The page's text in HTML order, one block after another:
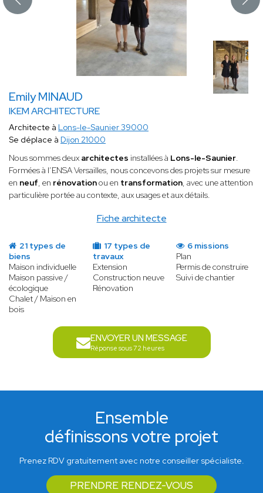
Emily MINAUD
IKEM ARCHITECTURE
Fiche architecte
Architecte à Lons-le-Saunier 39000
Se déplace à Dijon 21000
Nous sommes deux architectes installées à Lons-le-Saunier.
Formées à l’ENSA Versailles, nous concevons des projets sur mesure
en neuf, en rénovationou en transformation, avec une attention
particulière portée au contexte, aux usages et aux détails.
21 types de
biens
Maison individuelle
Maison passive /
écologique
Chalet / Maison en
bois
17 types de
travaux
Extension
Construction neuve
Rénovation
6 missions
Plan
Permis de construire
Suivi de chantier
ENVOYER UN MESSAGE
Réponse sous 72 heures
Ensemble
définissons votre projet
Prenez RDV gratuitement avec notre conseiller spécialiste.
PRENDRE RENDEZ-VOUS